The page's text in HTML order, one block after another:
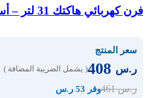
فرن كهربائي هاكتك 31 لتر – أسود HEO2651
سعر المنتج
ر.س ( يشمل الضريبة المضافة )
ر.س461 وفر 53 ر.س